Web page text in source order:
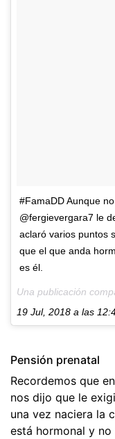
#FamaDD Aunque
@fergievergara7 le
aclaró varios puntos
que el que anda
es él.
Una publicación
19 Jul, 2018 a las
Pensión prenatal
Recordemos que
nos dijo que le
una vez naciera la
está hormonal y